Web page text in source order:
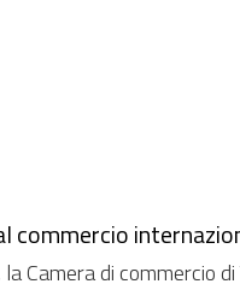
commercio
di commercio di